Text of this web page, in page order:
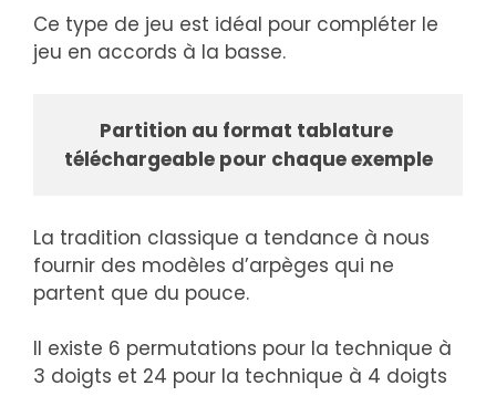
Ce type de jeu est idéal pour compléter le
jeu en accords à la basse.
Partition au format tablature
téléchargeable pour chaque exemple
La tradition classique a tendance à nous
fournir des modèles d’arpèges qui ne
partent que du pouce.
Il existe 6 permutations pour la technique à
3 doigts et 24 pour la technique à 4 doigts